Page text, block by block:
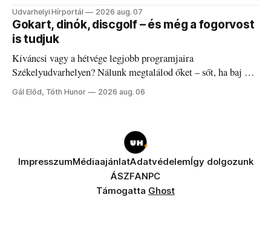
Udvarhelyi Hírportál 2026 aug. 07
Gokart, dinók, discgolf – és még a fogorvost
is tudjuk
Kíváncsi vagy a hétvége legjobb programjaira
Székelyudvarhelyen? Nálunk megtalálod őket – sőt, ha baj van
a fogaddal, a fogorvosi ügyeletet is!
Gál Előd, Tóth Hunor 2026 aug. 06
ImpresszumMédiaajánlatAdatvédelemÍgy dolgozunk
ÁSZFANPC
Támogatta Ghost